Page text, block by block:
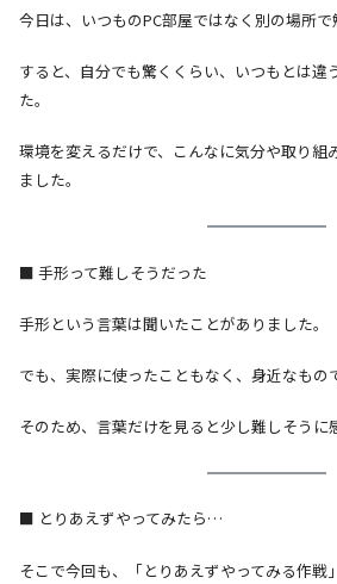
今日は、いつものPC部屋ではなく別の場所で
すると、自分でも驚くくらい、いつもとは違
た。
環境を変えるだけで、こんなに気分や取り組
ました。
■ 手形って難しそうだった
手形という言葉は聞いたことがありました。
でも、実際に使ったこともなく、身近なもの
そのため、言葉だけを見ると少し難しそうに
■ とりあえずやってみたら…
そこで今回も、「とりあえずやってみる作戦